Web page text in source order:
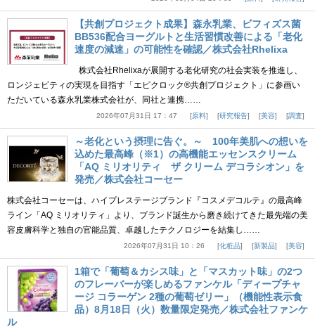
【共創プロジェクト成果】森永乳業、ビフィズス菌
BB536配合ヨーグルトと生活習慣改善による「老化
速度の減速」の可能性を確認／株式会社Rhelixa
株式会社Rhelixaが展開する老化研究の社会実装を推進し、
ロンジェビティの実現を目指す「エピクロック®共創プロジェクト」に参画い
ただいている森永乳業株式会社が、同社と連携……
2026年07月31日 17：47 原料 研究報告 美容 調査
～老化という摂理に告ぐ。～ 100年美肌への想いを
込めた最高峰（※1）の高機能エッセンスクリーム
「AQ ミリオリティ ザ クリーム デコラシオン」を
発売／株式会社コーセー
株式会社コーセーは、ハイプレステージブランド『コスメデコルテ』の最高峰
ライン「AQ ミリオリティ」より、ブランド誕生から磨き続けてきた最先端の美
容皮膚科学と独自の官能品質、卓越したテクノロジーを結集し……
2026年07月31日 10：26 化粧品 新製品 美容
1箱で「葡萄＆カシス味」と「マスカット味」の2つ
のフレーバーが楽しめるファンケル「ディープチャ
ージ コラーゲン 2種の葡萄ゼリー」（機能性表示食
品）8月18日（火）数量限定発売／株式会社ファンケ
ル